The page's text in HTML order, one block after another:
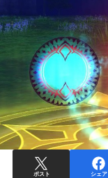
ポスト シェア